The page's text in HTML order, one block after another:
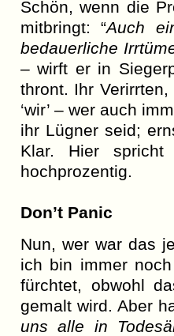
Schön, wenn die
mitbringt: “Auch
bedauerliche
– wirft er in
thront. Ihr
‘wir’ – wer auch
ihr Lügner seid;
Klar. Hier spricht
hochprozentig.
Don’t Panic
Nun, wer war das
ich bin immer
fürchtet, obwohl
gemalt wird. Aber
uns alle in